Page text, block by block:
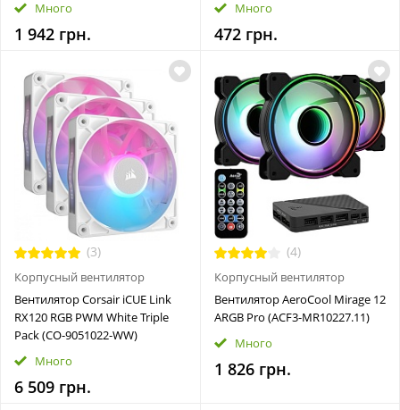
Много
1 942 грн.
Много
472 грн.
(3)
Корпусный вентилятор
Вентилятор Corsair iCUE Link
RX120 RGB PWM White Triple
Pack (CO-9051022-WW)
Много
6 509 грн.
(4)
Корпусный вентилятор
Вентилятор AeroCool Mirage 12
ARGB Pro (ACF3-MR10227.11)
Много
1 826 грн.